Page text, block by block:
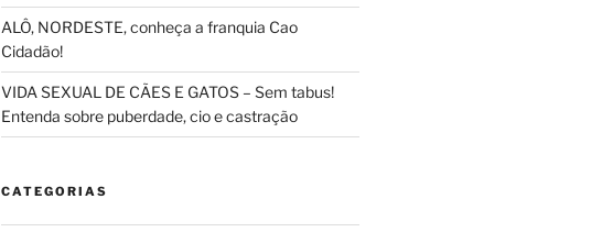
ALÔ, NORDESTE, conheça a franquia Cao
Cidadão!
VIDA SEXUAL DE CÃES E GATOS – Sem tabus!
Entenda sobre puberdade, cio e castração
CATEGORIAS